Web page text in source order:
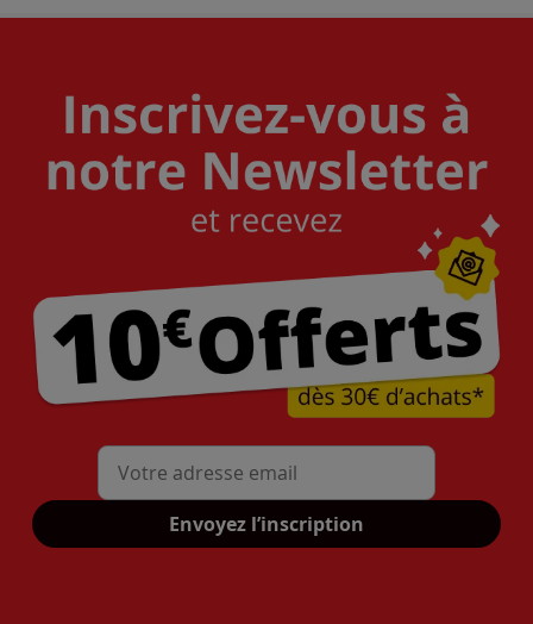
Mon adresse mail
Envoyez l’inscription